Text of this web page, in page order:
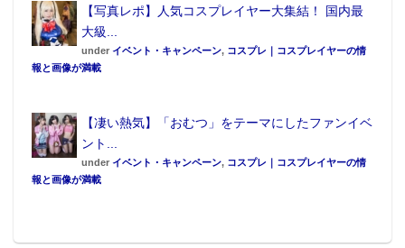
【写真レポ】人気コスプレイヤー大集結！ 国内最
大級...
under イベント・キャンペーン, コスプレ｜コスプレイヤーの情
報と画像が満載
【凄い熱気】「おむつ」をテーマにしたファンイベ
ント...
under イベント・キャンペーン, コスプレ｜コスプレイヤーの情
報と画像が満載